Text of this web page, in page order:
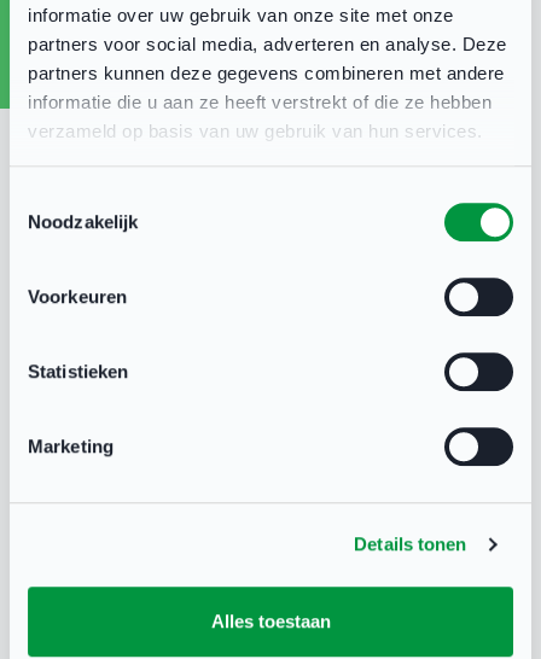
informatie over uw gebruik van onze site met onze
partners voor social media, adverteren en analyse. Deze
partners kunnen deze gegevens combineren met andere
informatie die u aan ze heeft verstrekt of die ze hebben
verzameld op basis van uw gebruik van hun services.
Noodzakelijk
Voorkeuren
Statistieken
Marketing
Details tonen
Alles toestaan
ontvangt u een uitnodiging.
Op dit moment worden nieuwe data gepland. Op
de hoogte blijven?
Meld je aan voor het netwerkoverleg sportbestuurders
via sportievevereniging@sportbedrijfdeventer.nl
Sport in Deventer